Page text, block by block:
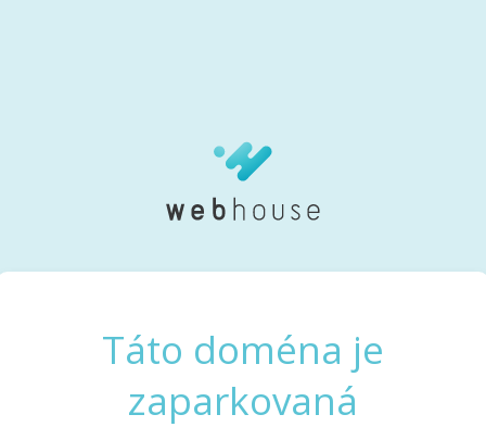
Táto doména je
zaparkovaná